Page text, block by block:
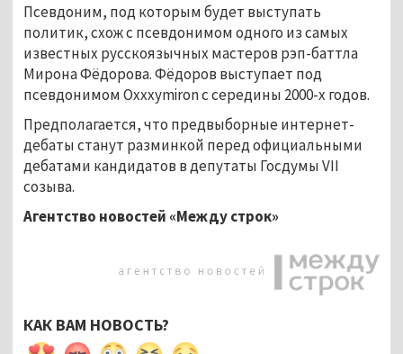
Псевдоним, под которым будет выступать
политик, схож с псевдонимом одного из самых
известных русскоязычных мастеров рэп-баттла
Мирона Фёдорова. Фёдоров выступает под
псевдонимом Oxxxymiron с середины 2000-х годов.
Предполагается, что предвыборные интернет-
дебаты станут разминкой перед официальными
дебатами кандидатов в депутаты Госдумы VII
созыва.
Агентство новостей «Между строк»
КАК ВАМ НОВОСТЬ?